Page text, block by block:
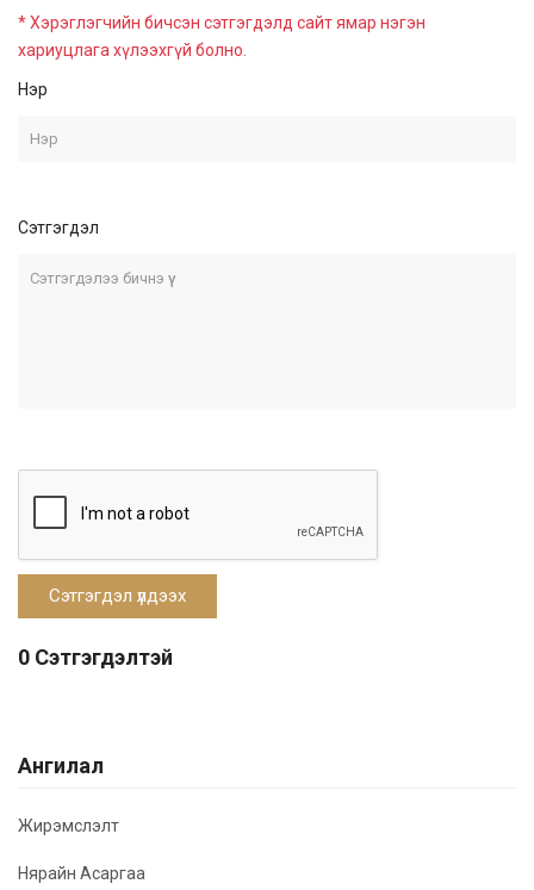
Ангилал
Жирэмслэлт
Нярайн Асаргаа
* Хэрэглэгчийн бичсэн сэтгэгдэлд сайт ямар нэгэн
хариуцлага хүлээхгүй болно.
Нэр
Сэтгэгдэл
0 Сэтгэгдэлтэй